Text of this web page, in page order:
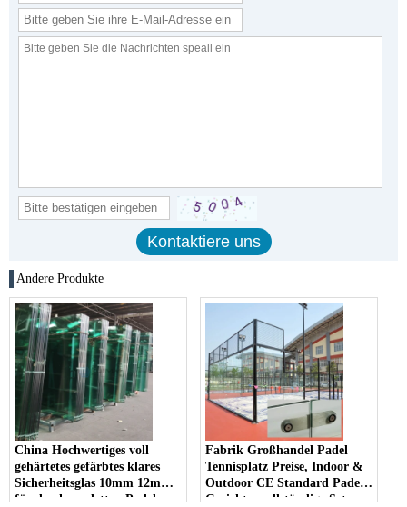
Andere Produkte
China Hochwertiges voll
gehärtetes gefärbtes klares
Sicherheitsglas 10mm 12mm
für den kompletten Padel-
Fabrik Großhandel Padel
Tennisplatz Preise, Indoor &
Outdoor CE Standard Padel
Gerichte, vollständige Set